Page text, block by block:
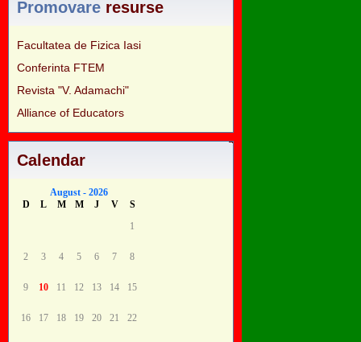
Promovare resurse
Facultatea de Fizica Iasi
Conferinta FTEM
Revista "V. Adamachi"
Alliance of Educators
Calendar
August - 2026
D
L M M J V
S
1
2 3 4 5 6 7 8
9 10 11 12 13 14 15
16 17 18 19 20 21 22